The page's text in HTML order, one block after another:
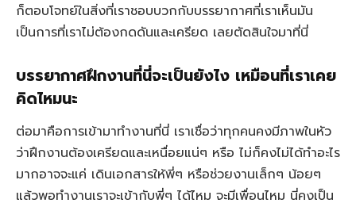
ก็ตอบโจทย์ในสิ่งที่เราชอบบวกกับบรรยากาศที่เราเห็นมัน
เป็นการที่เราไม่ต้องกดดันและเครียด เลยตัดสินใจมาที่นี่
บรรยากาศฝึกงานที่นี่จะเป็นยังไง เหมือนที่เราเคย
คิดไหมนะ
ต่อมาคือการเข้ามาทำงานที่นี่ เราเชื่อว่าทุกคนคงมีภาพในหัว
ว่าฝึกงานต้องเครียดและเหนื่อยแน่ๆ หรือ ไม่ก็คงไม่ได้ทำอะไร
มากอาจจะแค่ เดินเอกสารให้พี่ๆ หรือช่วยงานเล็กๆ น้อยๆ
แล้วพอทำงานเราจะเข้ากับพี่ๆ ได้ไหม จะมีเพื่อนไหม นี่คงเป็น